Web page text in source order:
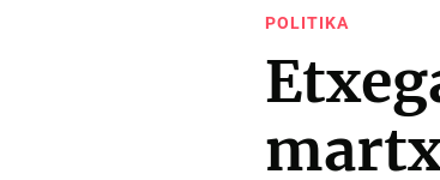
POLITIKA